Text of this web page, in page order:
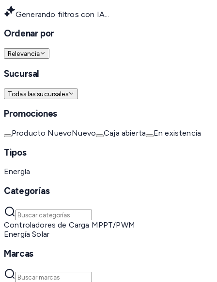
Generando filtros con IA...
Ordenar por
Relevancia
Sucursal
Todas las sucursales
Promociones
Producto NuevoNuevo Caja abierta En existencia
Tipos
Energía
Categorías
Controladores de Carga MPPT/PWM
Energía Solar
Marcas